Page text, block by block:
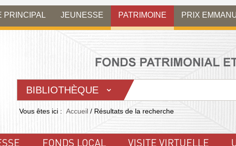
PRINCIPAL JEUNESSE PATRIMOINE PRIX
BIBLIOTHÈQUE
Vous êtes ici : Accueil / Résultats de la recherche
FONDS LOCAL VISITE VIRTUELLE